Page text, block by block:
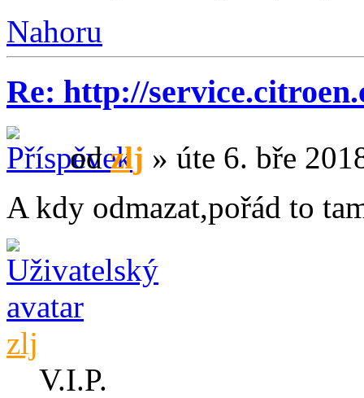
Nahoru
Re: http://
odzlj » úte 6. bře
A kdy odmazat,pořád to
zlj
V.I.P.